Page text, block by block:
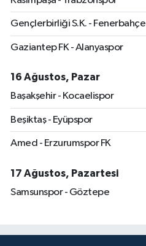
Gençlerbirliği S.K. - Fenerbahçe
Gaziantep FK - Alanyaspor
16 Ağustos, Pazar
Başakşehir - Kocaelispor
Beşiktaş - Eyüpspor
Amed - Erzurumspor FK
17 Ağustos, Pazartesi
Samsunspor - Göztepe